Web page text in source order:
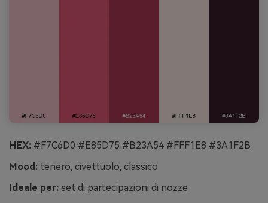
HEX: #F7C6D0 #E85D75 #B23A54 #FFF1E8 #3A1F2B
Mood: tenero, civettuolo, classico
Ideale per: set di partecipazioni di nozze